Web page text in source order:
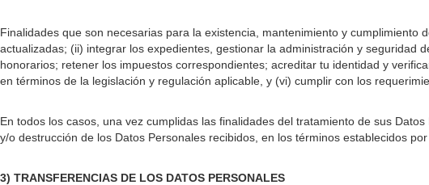
Finalidades que son necesarias para la existencia, mantenimiento y
actualizadas; (ii) integrar los expedientes, gestionar la administración y
honorarios; retener los impuestos correspondientes; acreditar tu identidad y
en términos de la legislación y regulación aplicable, y (vi) cumplir con los
En todos los casos, una vez cumplidas las finalidades del tratamiento de sus
y/o destrucción de los Datos Personales recibidos, en los términos establecidos por
3) TRANSFERENCIAS DE LOS DATOS PERSONALES